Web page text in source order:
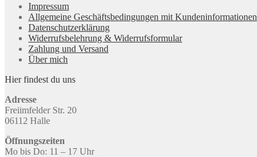
Impressum
Allgemeine Geschäftsbedingungen mit Kundeninformationen
Datenschutzerklärung
Widerrufsbelehrung & Widerrufsformular
Zahlung und Versand
Über mich
Hier findest du uns
Adresse
Freiimfelder Str. 20
06112 Halle
Öffnungszeiten
Mo bis Do: 11 – 17 Uhr